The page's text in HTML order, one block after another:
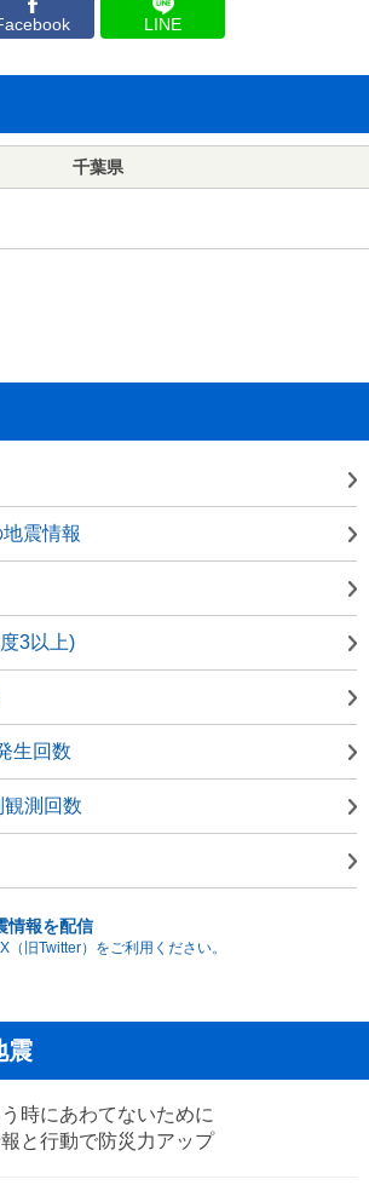
LINE
千葉県
震情報
3以上)
生回数
測回数
情報を配信
（旧Twitter）をご利用ください。
震
時にあわてないために
と行動で防災力アップ